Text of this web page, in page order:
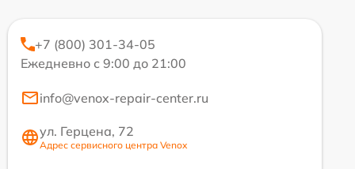
+7 (800) 301-34-05
Ежедневно с 9:00 до 21:00
info@venox-repair-center.ru
ул. Герцена, 72
Адрес сервисного центра Venox